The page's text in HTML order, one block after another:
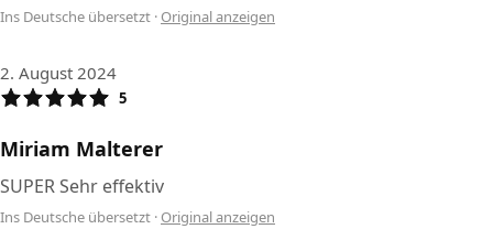
Ins Deutsche übersetzt · Original anzeigen
2. August 2024
5
Miriam Malterer
SUPER Sehr effektiv
Ins Deutsche übersetzt · Original anzeigen